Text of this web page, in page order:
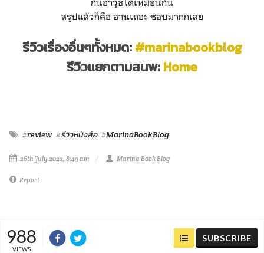
สรุปแล้วก็คือ อ่านเถอะ ชอบมากกเลย
รีวิวเรื่องอื่นๆทั้งหมด:#marinabookblog
รีวิวแยกตามสนพ:Home
#review #รีวิวหนังสือ #MarinaBookBlog
26th July 2022, 8:49 am Marina Book Blog
Report
988
VIEWS
SUBSCRIBE